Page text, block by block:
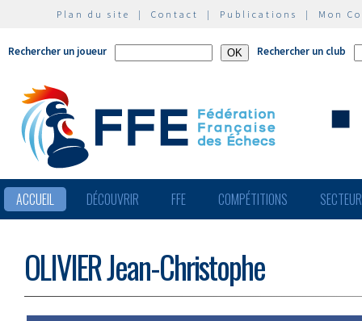
Plan du site | Contact | Publications | Mon
Rechercher un joueur Rechercher un club
ACCUEIL DÉCOUVRIR FFE COMPÉTITIONS
OLIVIER Jean-Christophe